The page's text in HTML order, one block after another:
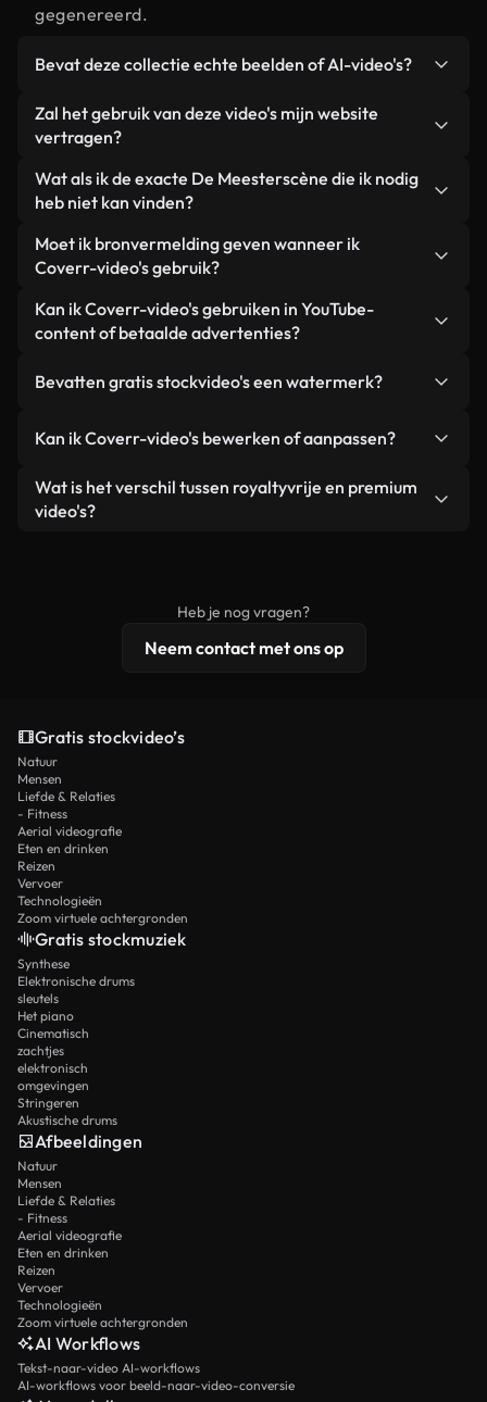
gegenereerd.
Bevat deze collectie echte beelden of AI-video's?
Beide. Dit is een hybride bibliotheek die bestaat
uit echte, door mensen gefilmde beelden van De
video's. Elke video is duidelijk gelabeld, zodat je
altijd weet wat je gebruikt.
Zal het gebruik van deze video's mijn website
vertragen?
Niet als u voor onze geoptimaliseerde versies
kiest. Wij bieden lichtgewicht, webklare formaten
achtergrond. Zo blijft de kwaliteit hoog, worden de
laadtijden geminimaliseerd en worden
statistieken zoals LCP verbeterd.
Wat als ik de exacte De Meesterscène die ik nodig
heb niet kan vinden?
Met Coverr AI Studio maak je direct een video.
Beschrijf de scène – bijvoorbeeld "De Meester bij
enkele seconden een gepersonaliseerde video die
voldoet aan onze licentievoorwaarden.
Moet ik bronvermelding geven wanneer ik
Coverr-video's gebruik?
Naamsvermelding is niet vereist. Alle video's in
onze stockbibliotheek zijn royaltyvrij en kunnen
hoewel dit altijd op prijs wordt gesteld.
Kan ik Coverr-video's gebruiken in YouTube-
content of betaalde advertenties?
gebruikt in YouTube-video's met advertentie-
advertenties van klanten, zolang je de beelden
een losstaand product.
Bevatten gratis stockvideo's een watermerk?
zijn of door AI gegenereerd – bevat watermerken.
Je krijgt schoon, direct bruikbaar beeldmateriaal.
Kan ik Coverr-video's bewerken of aanpassen?
Ja. Je mag onze video's inkorten, bijsnijden of
remixen. Zorg er wel voor dat het eindproduct
Wat is het verschil tussen royaltyvrije en premium
video's?
licentiebescherming omvat.
Heb je nog vragen?
Neem contact met ons op
Gratis stockvideo’s
Natuur
Mensen
Liefde & Relaties
- Fitness
Aerial videografie
Eten en drinken
Reizen
Vervoer
Technologieën
Zoom virtuele achtergronden
Gratis stockmuziek
Synthese
Elektronische drums
sleutels
Het piano
Cinematisch
zachtjes
elektronisch
omgevingen
Stringeren
Akustische drums
Afbeeldingen
Natuur
Mensen
Liefde & Relaties
- Fitness
Aerial videografie
Eten en drinken
Reizen
Vervoer
Technologieën
Zoom virtuele achtergronden
AI Workflows
Tekst-naar-video AI-workflows
AI-workflows voor beeld-naar-video-conversie